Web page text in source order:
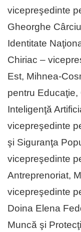
vicepreşedinte
Gheorghe
Identitate
Chiriac –
Est, Mihnea-
pentru
Inteligenţă
vicepreşedinte
şi Siguranţa
vicepreşedinte
Antreprenoriat,
vicepreşedinte
Doina Elena
Muncă şi